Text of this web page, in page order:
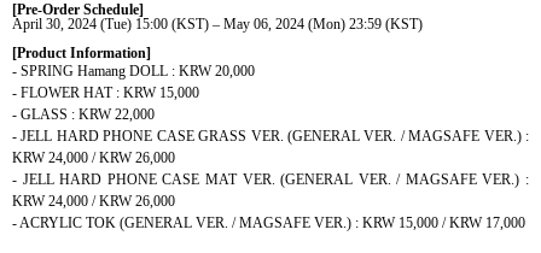
[Pre-Order Schedule]
April 30, 2024 (Tue) 15:00 (KST) – May 06, 2024 (Mon) 23:59 (KST)
[Product Information]
- SPRING Hamang DOLL : KRW 20,000
- FLOWER HAT : KRW 15,000
- GLASS : KRW 22,000
- JELL HARD PHONE CASE GRASS VER. (GENERAL VER. / MAGSAFE VER.) :
KRW 24,000 / KRW 26,000
- JELL HARD PHONE CASE MAT VER. (GENERAL VER. / MAGSAFE VER.) :
KRW 24,000 / KRW 26,000
- ACRYLIC TOK (GENERAL VER. / MAGSAFE VER.) : KRW 15,000 / KRW 17,000